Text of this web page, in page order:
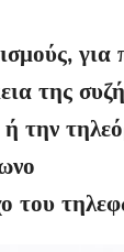
της
την
του